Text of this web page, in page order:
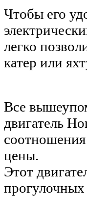
Чтобы его
легко
катер или
Все
двигатель
соотношения
цены.
Этот